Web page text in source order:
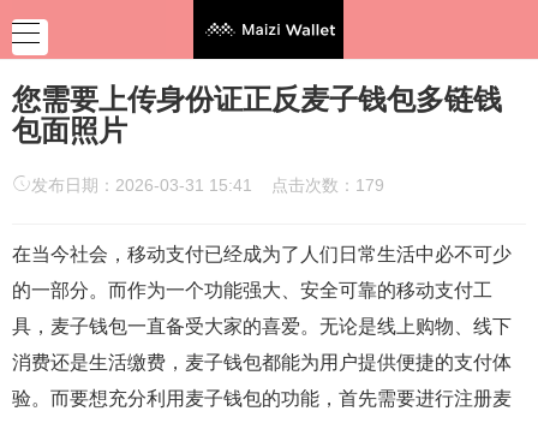
您需要上传身份证正反麦子钱包多链钱
包面照片
发布日期：2026-03-31 15:41 点击次数：179
在当今社会，移动支付已经成为了人们日常生活中必不可少
的一部分。而作为一个功能强大、安全可靠的移动支付工
具，麦子钱包一直备受大家的喜爱。无论是线上购物、线下
消费还是生活缴费，麦子钱包都能为用户提供便捷的支付体
验。而要想充分利用麦子钱包的功能，首先需要进行注册麦